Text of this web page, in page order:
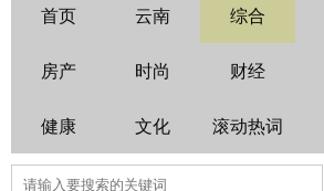
首页 云南 综合
房产 时尚 财经
健康 文化 滚动热词